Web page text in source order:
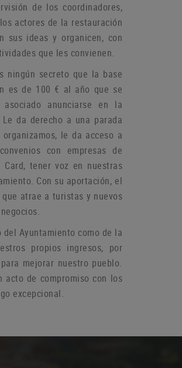
de los coordinadores,
actores de la restauración
sus ideas y organicen, con
que les convienen.
ningún secreto que la base
es de 100 € al año que se
anunciarse en la
Le da derecho a una parada
le da acceso a
con empresas de
tener voz en nuestras
Con su aportación, el
atrae a turistas y nuevos
Ayuntamiento como de la
propios ingresos, por
mejorar nuestro pueblo.
acto de compromiso con los
excepcional.